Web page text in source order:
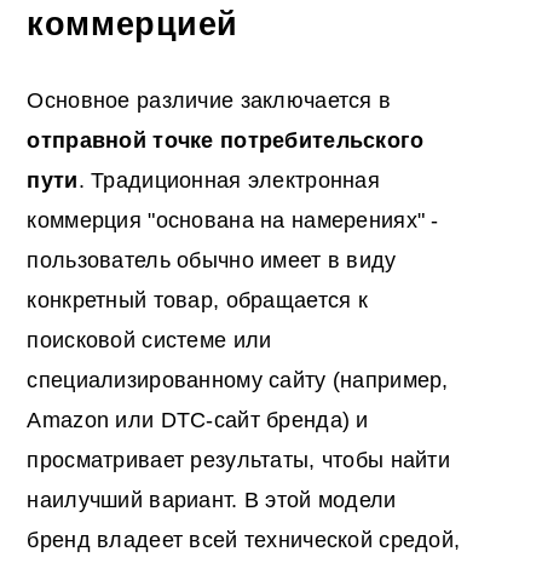
коммерцией
Основное различие заключается в
отправной точке потребительского
пути. Традиционная электронная
коммерция "основана на намерениях" -
пользователь обычно имеет в виду
конкретный товар, обращается к
поисковой системе или
специализированному сайту (например,
Amazon или DTC-сайт бренда) и
просматривает результаты, чтобы найти
наилучший вариант. В этой модели
бренд владеет всей технической средой,